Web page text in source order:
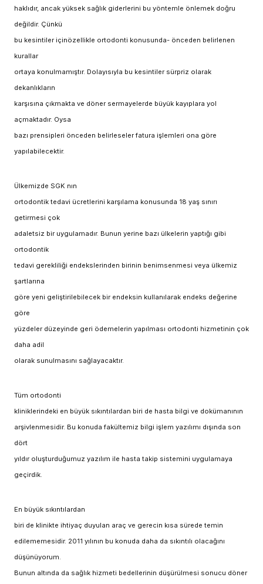
haklıdır, ancak yüksek sağlık giderlerini bu yöntemle önlemek doğru
değildir. Çünkü
bu kesintiler içinözellikle ortodonti konusunda- önceden belirlenen
kurallar
ortaya konulmamıştır. Dolayısıyla bu kesintiler sürpriz olarak
dekanlıkların
karşısına çıkmakta ve döner sermayelerde büyük kayıplara yol
açmaktadır. Oysa
bazı prensipleri önceden belirleseler fatura işlemleri ona göre
yapılabilecektir.
Ülkemizde SGK nın
ortodontik tedavi ücretlerini karşılama konusunda 18 yaş sınırı
getirmesi çok
adaletsiz bir uygulamadır. Bunun yerine bazı ülkelerin yaptığı gibi
ortodontik
tedavi gerekliliği endekslerinden birinin benimsenmesi veya ülkemiz
şartlarına
göre yeni geliştirilebilecek bir endeksin kullanılarak endeks değerine
göre
yüzdeler düzeyinde geri ödemelerin yapılması ortodonti hizmetinin çok
daha adil
olarak sunulmasını sağlayacaktır.
Tüm ortodonti
kliniklerindeki en büyük sıkıntılardan biri de hasta bilgi ve dokümanının
arşivlenmesidir. Bu konuda fakültemiz bilgi işlem yazılımı dışında son
dört
yıldır oluşturduğumuz yazılım ile hasta takip sistemini uygulamaya
geçirdik.
En büyük sıkıntılardan
biri de klinikte ihtiyaç duyulan araç ve gerecin kısa sürede temin
edilememesidir. 2011 yılının bu konuda daha da sıkıntılı olacağını
düşünüyorum.
Bunun altında da sağlık hizmeti bedellerinin düşürülmesi sonucu döner